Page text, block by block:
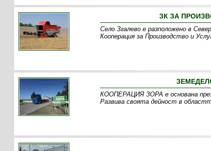
ЗК ЗА
Село Згалево е разположено в
Кооперация за Производство и
КООПЕРАЦИЯ ЗОРА е основана
Развива своята дейност в